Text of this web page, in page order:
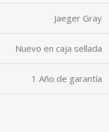
Jaeger Gray
Nuevo en caja sellada
1 Año de garantía